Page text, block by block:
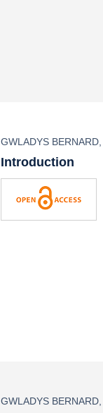
GWLADYS BERNARD
Introduction
GWLADYS BERNARD